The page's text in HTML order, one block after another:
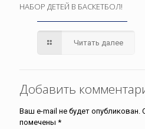
НАБОР ДЕТЕЙ В БАСКЕТБОЛ!
Читать далее
Добавить
Ваш e-mail не будет опубликован.
помечены *